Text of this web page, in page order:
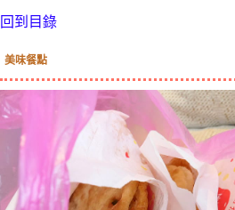
回到目錄
美味餐點